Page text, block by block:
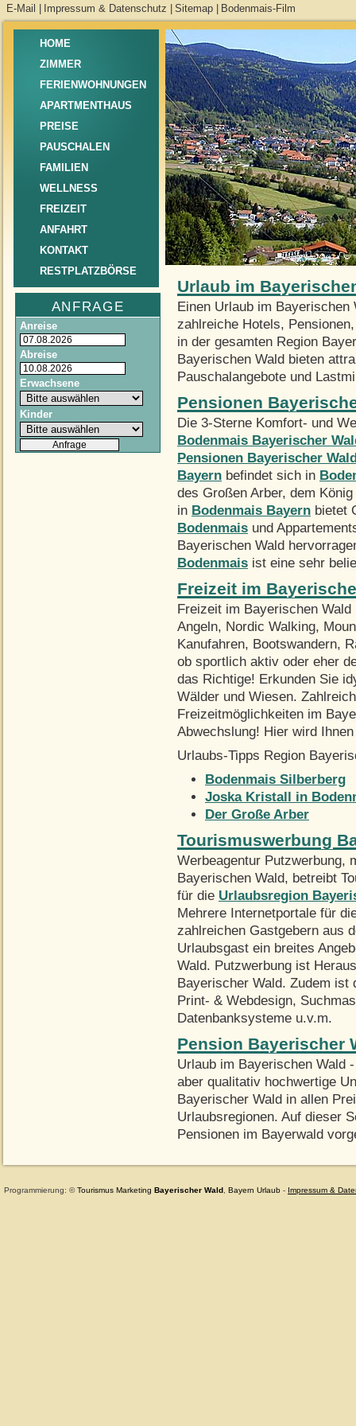
E-Mail Impressum & Datenschutz Sitemap Bodenmais-Film
HOME
ZIMMER
FERIENWOHNUNGEN
APARTMENTHAUS
PREISE
PAUSCHALEN
FAMILIEN
WELLNESS
FREIZEIT
ANFAHRT
KONTAKT
RESTPLATZBÖRSE
ANFRAGE
Anreise
Abreise
Erwachsene
Kinder
Urlaub im
Einen Urlaub im Bayerischen
zahlreiche Hotels,
in der gesamten Region
Bayerischen Wald bieten
Pauschalangebote und
Pensionen
Die 3-Sterne Komfort- und
Bodenmais Bayerischer
Pensionen Bayerischer
Bayern befindet sich in
des Großen Arber, dem
in Bodenmais Bayern bietet
Bodenmais und
Bayerischen Wald
Bodenmais ist eine sehr
Freizeit im
Freizeit im Bayerischen
Angeln, Nordic Walking,
Kanufahren, Bootswandern,
ob sportlich aktiv oder eher
das Richtige! Erkunden Sie
Wälder und Wiesen.
Freizeitmöglichkeiten im
Abwechslung! Hier wird
Urlaubs-Tipps Region
Bodenmais Silberberg
Joska Kristall in
Der Große Arber
Tourismuswerbung
Werbeagentur Putzwerbung,
Bayerischen Wald, betreibt
für die Urlaubsregion
Mehrere Internetportale für
zahlreichen Gastgebern aus
Urlaubsgast ein breites
Wald. Putzwerbung ist
Bayerischer Wald. Zudem ist
Print- & Webdesign,
Datenbanksysteme u.v.m.
Pension Bayerischer
Urlaub im Bayerischen Wald
aber qualitativ hochwertige
Bayerischer Wald in allen
Urlaubsregionen. Auf dieser
Pensionen im Bayerwald
Programmierung: ©Tourismus Marketing Bayerischer Wald Bayern Urlaub - Impressum &